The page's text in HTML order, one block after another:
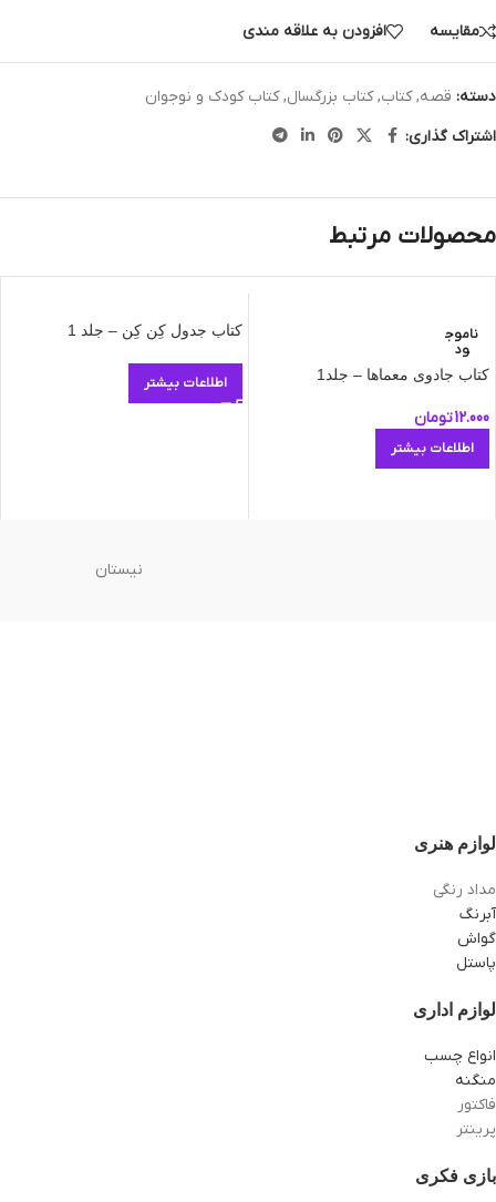
مقایسه افزودن به علاقه مندی
دسته: قصه, کتاب, کتاب بزرگسال, کتاب کودک و نوجوان
اشتراک گذاری:
محصولات مرتبط
ناموج
ود
کتاب جادوی معماها – جلد1
12.000تومان
اطلاعات بیشتر
کتاب جدول کِن کِن – جلد 1
اطلاعات بیشتر
نیستان
لوازم هنری
مداد رنگی
آبرنگ
گواش
پاستل
لوازم اداری
انواع چسب
منگنه
فاکتور
پرینتر
بازی فکری